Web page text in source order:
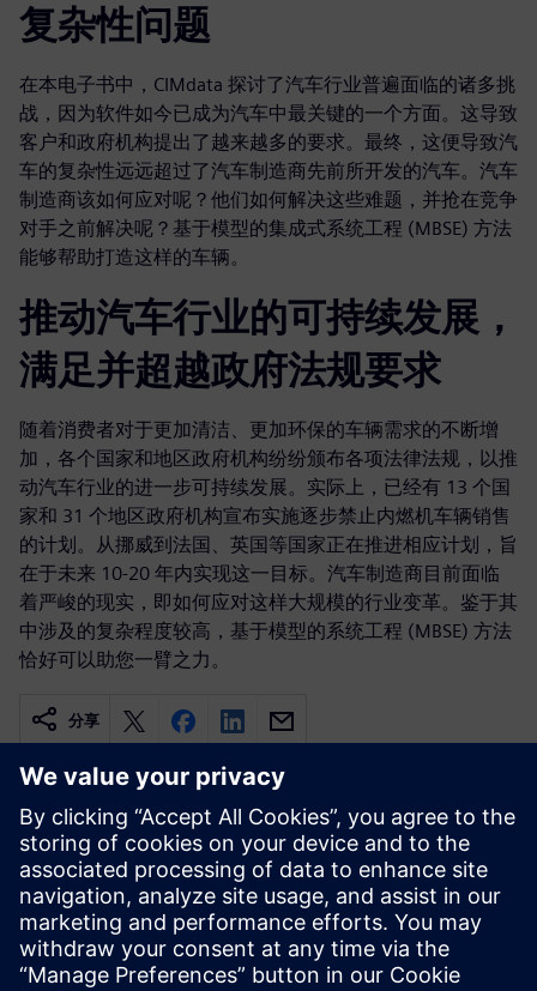
复杂性问题
在本电子书中，CIMdata 探讨了汽车行业普遍面临的诸多挑
战，因为软件如今已成为汽车中最关键的一个方面。这导致
客户和政府机构提出了越来越多的要求。最终，这便导致汽
车的复杂性远远超过了汽车制造商先前所开发的汽车。汽车
制造商该如何应对呢？他们如何解决这些难题，并抢在竞争
对手之前解决呢？基于模型的集成式系统工程 (MBSE) 方法
能够帮助打造这样的车辆。
推动汽车行业的可持续发展，
满足并超越政府法规要求
随着消费者对于更加清洁、更加环保的车辆需求的不断增
加，各个国家和地区政府机构纷纷颁布各项法律法规，以推
动汽车行业的进一步可持续发展。实际上，已经有 13 个国
家和 31 个地区政府机构宣布实施逐步禁止内燃机车辆销售
的计划。从挪威到法国、英国等国家正在推进相应计划，旨
在于未来 10-20 年内实现这一目标。汽车制造商目前面临
着严峻的现实，即如何应对这样大规模的行业变革。鉴于其
中涉及的复杂程度较高，基于模型的系统工程 (MBSE) 方法
恰好可以助您一臂之力。
分享
相关资源